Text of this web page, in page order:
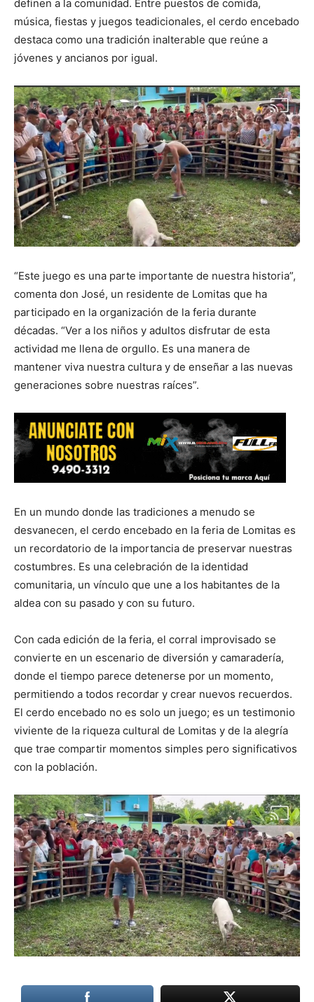
definen a la comunidad. Entre puestos de comida,
música, fiestas y juegos teadicionales, el cerdo encebado
destaca como una tradición inalterable que reúne a
jóvenes y ancianos por igual.
“Este juego es una parte importante de nuestra historia”,
comenta don José, un residente de Lomitas que ha
participado en la organización de la feria durante
décadas. “Ver a los niños y adultos disfrutar de esta
actividad me llena de orgullo. Es una manera de
mantener viva nuestra cultura y de enseñar a las nuevas
generaciones sobre nuestras raíces”.
En un mundo donde las tradiciones a menudo se
desvanecen, el cerdo encebado en la feria de Lomitas es
un recordatorio de la importancia de preservar nuestras
costumbres. Es una celebración de la identidad
comunitaria, un vínculo que une a los habitantes de la
aldea con su pasado y con su futuro.
Con cada edición de la feria, el corral improvisado se
convierte en un escenario de diversión y camaradería,
donde el tiempo parece detenerse por un momento,
permitiendo a todos recordar y crear nuevos recuerdos.
El cerdo encebado no es solo un juego; es un testimonio
viviente de la riqueza cultural de Lomitas y de la alegría
que trae compartir momentos simples pero significativos
con la población.